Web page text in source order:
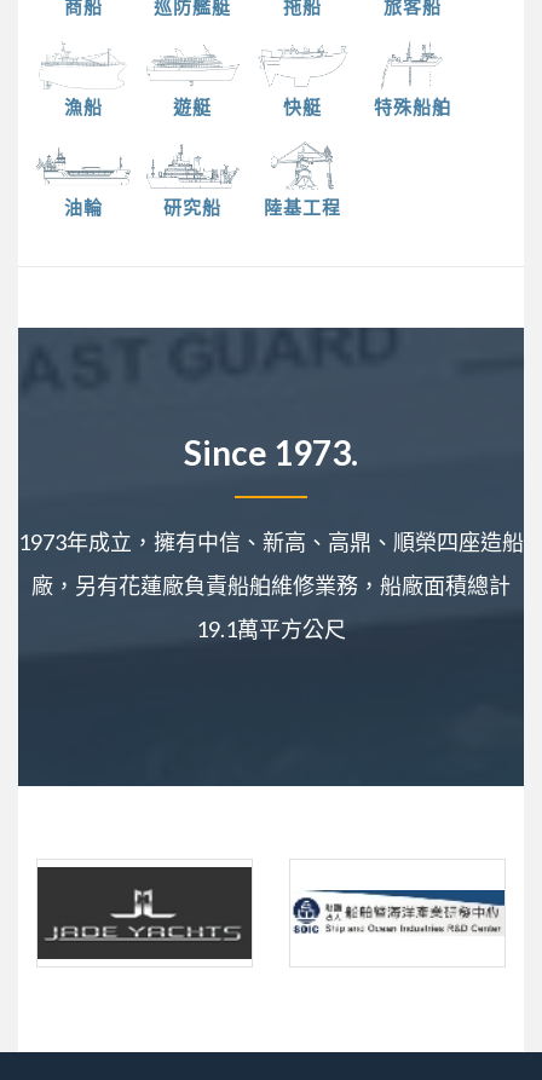
商船 巡防艦艇 拖船 旅客船
漁船 遊艇 快艇 特殊船舶
油輪 研究船 陸基工程
Since 1973.
1973年成立，擁有中信、新高、高鼎、順榮四座造船
廠，另有花蓮廠負責船舶維修業務，船廠面積總計
19.1萬平方公尺